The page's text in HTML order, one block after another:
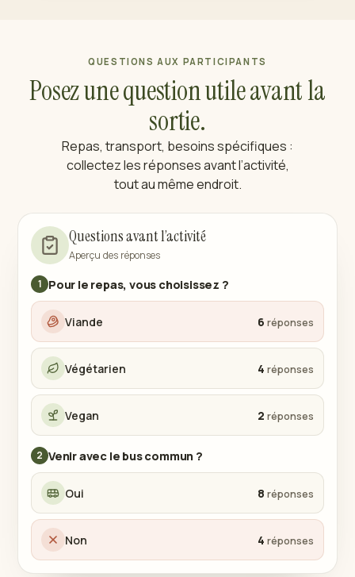
QUESTIONS AUX PARTICIPANTS
Posez une question utile avant la
sortie.
Repas, transport, besoins spécifiques :
collectez les réponses avant l’activité,
tout au même endroit.
Questions avant l’activité
Aperçu des réponses
1 Pour le repas, vous choisissez ?
Viande 6
Végétarien 4
Vegan 2
2 Venir avec le bus commun ?
Oui 8
Non 4